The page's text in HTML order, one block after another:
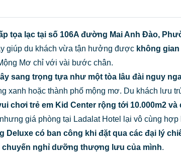
tọa lạc tại số 106A đường Mai Anh Đào,
giúp du khách vừa tận hưởng được không
Mơ chỉ với vài bước chân.
sang trọng tựa như một tòa lâu đài nguy
xanh hoặc thành phố mộng mơ. Du khách lưu
chơi trẻ em Kid Center rộng tới 10.000m2
giá phòng tại Ladalat Hotel lại vô cùng hợp
Deluxe có ban công khi đặt qua các đại lý
chuyến nghỉ dưỡng thượng lưu của mình.